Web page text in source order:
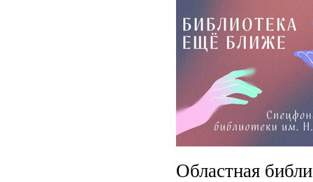
Областная